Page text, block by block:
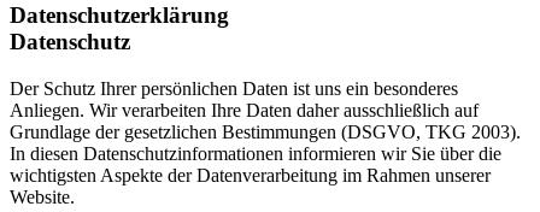
Datenschutzerklärung
Datenschutz
Der Schutz Ihrer persönlichen Daten ist uns ein besonderes
Anliegen. Wir verarbeiten Ihre Daten daher ausschließlich auf
Grundlage der gesetzlichen Bestimmungen (DSGVO, TKG 2003).
In diesen Datenschutzinformationen informieren wir Sie über die
wichtigsten Aspekte der Datenverarbeitung im Rahmen unserer
Website.